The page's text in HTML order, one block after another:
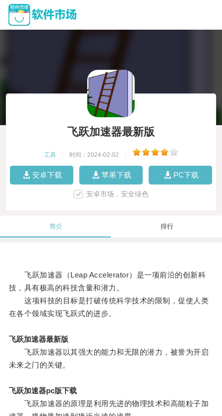
飞跃加速器最新版
工具 时间：2024-02-02
安卓下载 苹果下载 PC下载
安卓市场，安全绿色
简介 排行
飞跃加速器（Leap Accelerator）是一项前沿的创新科
技，具有极高的科技含量和潜力。
这项科技的目标是打破传统科学技术的限制，促使人类
在各个领域实现飞跃式的进步。
飞跃加速器最新版
飞跃加速器以其强大的能力和无限的潜力，被誉为开启
未来之门的关键。
飞跃加速器pc版下载
飞跃加速器的原理是利用先进的物理技术和高能粒子加